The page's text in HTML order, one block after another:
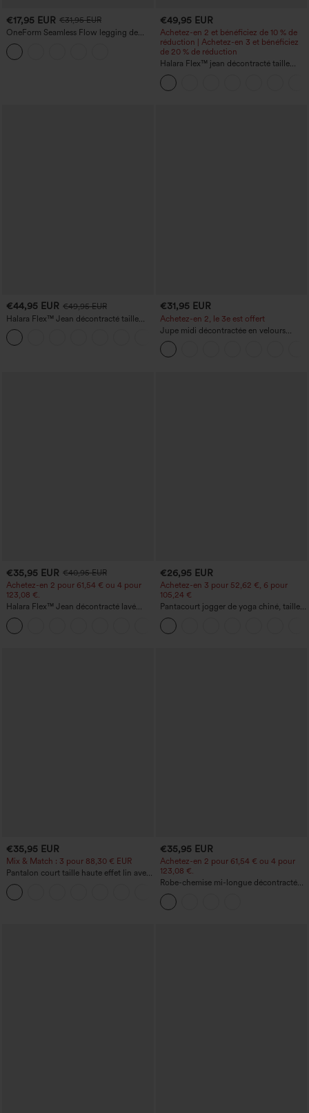
€17,95 EUR €31,95 EUR
OneForm Seamless Flow legging de
yoga taille haute, gainant pour le ventre
et effet rehausseur de fesses
€49,95 EUR
Achetez-en 2 et bénéficiez de 10 % de
réduction | Achetez-en 3 et bénéficiez
de 20 % de réduction
Halara Flex™ jean décontracté taille
haute à effet gainant, coupe large, avec
poches
€44,95 EUR €49,95 EUR
Halara Flex™ Jean décontracté taille
haute, jambe droite, délavé, avec poches
€31,95 EUR
Achetez-en 2, le 3e est offert
Jupe midi décontractée en velours
côtelé, taille mi-haute, poches avant
latérales à rabat
€35,95 EUR €40,95 EUR
Achetez-en 2 pour 61,54 € ou 4 pour
123,08 €.
Halara Flex™ Jean décontracté lavé
taille haute à poche croisée
€26,95 EUR
Achetez-en 3 pour 52,62 €, 6 pour
105,24 €
Pantacourt jogger de yoga chiné, taille
haute, à fronces, avec poches.
€35,95 EUR
Mix & Match : 3 pour 88,30 € EUR
Pantalon court taille haute effet lin avec
poche zippée
€35,95 EUR
Achetez-en 2 pour 61,54 € ou 4 pour
123,08 €.
Robe-chemise mi-longue décontractée
à col, mancherons, ceinturée, ourlet
fendu incurvé et poches